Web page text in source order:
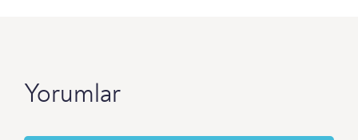
Yorumlar